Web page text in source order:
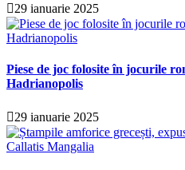
29 ianuarie 2025
Piese de joc folosite în jocurile
Hadrianopolis
29 ianuarie 2025